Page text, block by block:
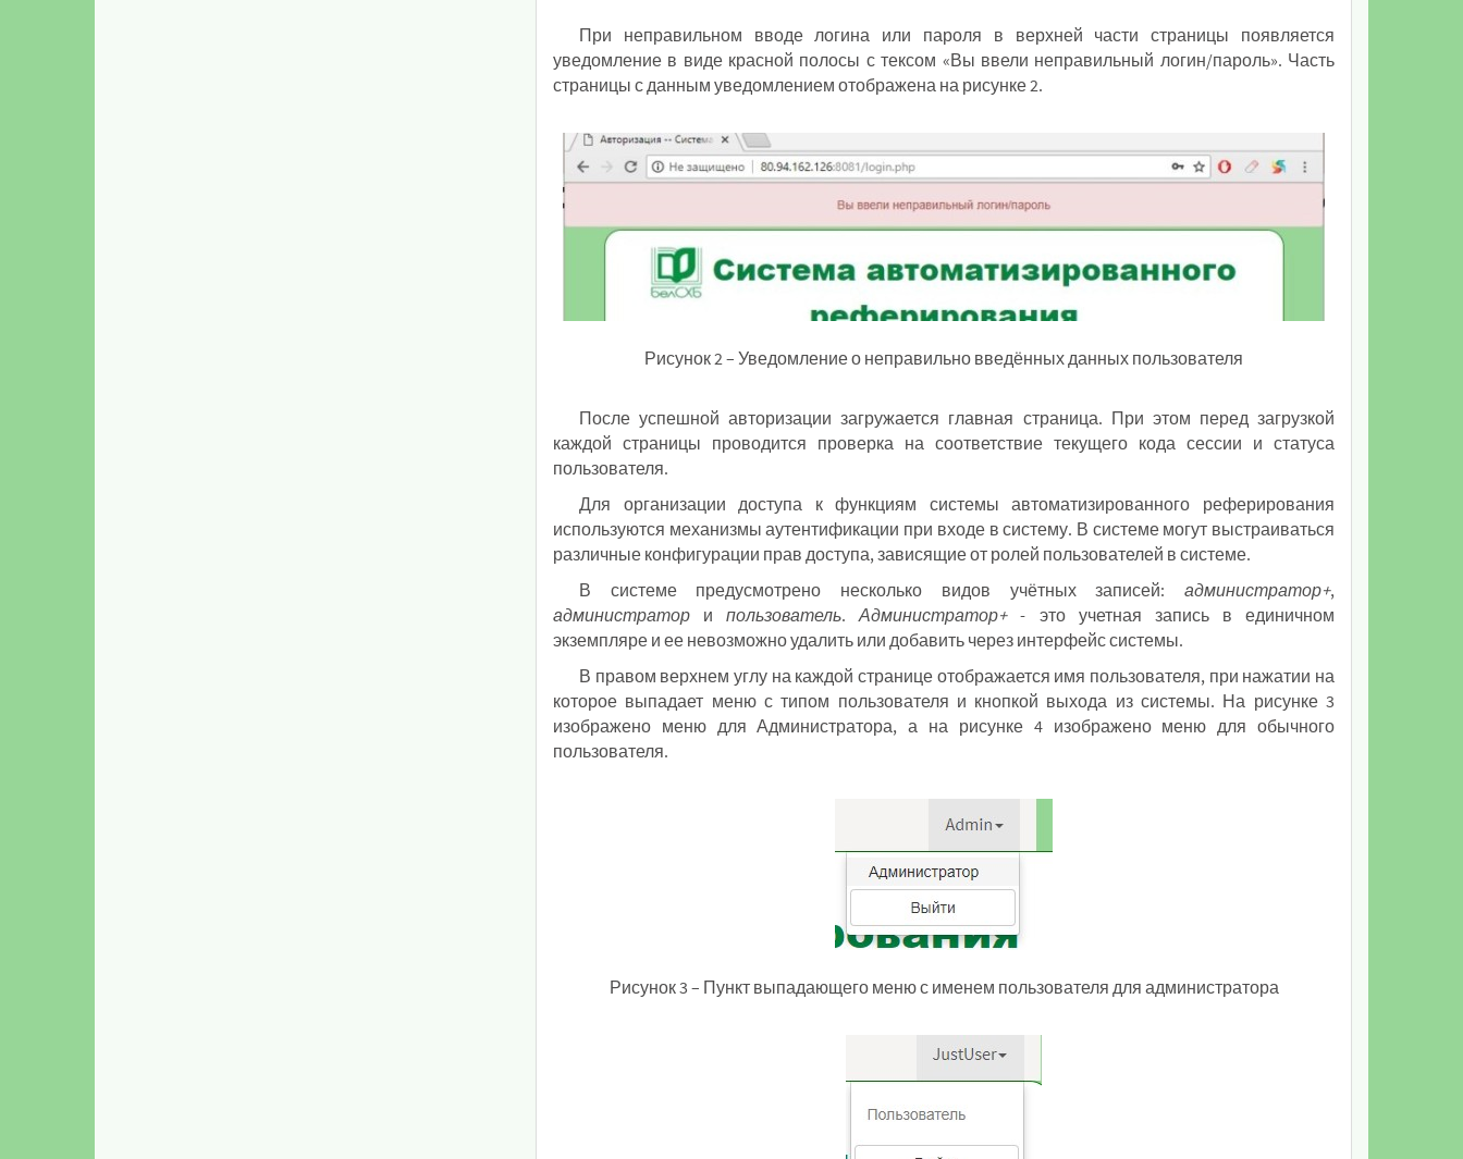
При неправильном вводе логина или пароля в верхней части страницы появляется
уведомление в виде красной полосы с тексом «Вы ввели неправильный логин/пароль». Часть
страницы с данным уведомлением отображена на рисунке 2.
Рисунок 2 – Уведомление о неправильно введённых данных пользователя
После успешной авторизации загружается главная страница. При этом перед загрузкой
каждой страницы проводится проверка на соответствие текущего кода сессии и статуса
пользователя.
Для организации доступа к функциям системы автоматизированного реферирования
используются механизмы аутентификации при входе в систему. В системе могут выстраиваться
различные конфигурации прав доступа, зависящие от ролей пользователей в системе.
В системе предусмотрено несколько видов учётных записей: администратор+,
администратор ипользователь.Администратор+- это учетная запись в единичном
экземпляре и ее невозможно удалить или добавить через интерфейс системы.
В правом верхнем углу на каждой странице отображается имя пользователя, при нажатии на
которое выпадает меню с типом пользователя и кнопкой выхода из системы. На рисунке 3
изображено меню для Администратора, а на рисунке 4 изображено меню для обычного
пользователя.
Рисунок 3 – Пункт выпадающего меню с именем пользователя для администратора